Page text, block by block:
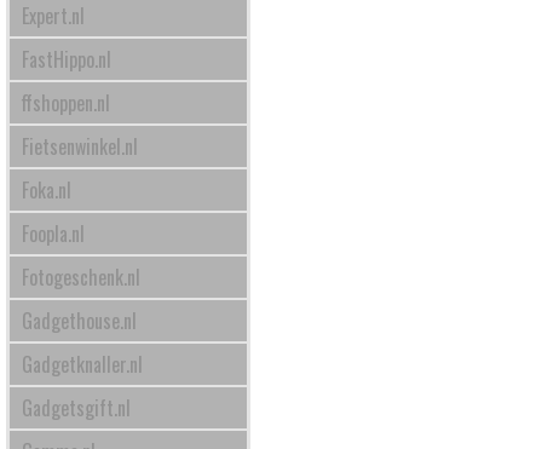
Expert.nl
FastHippo.nl
ffshoppen.nl
Fietsenwinkel.nl
Foka.nl
Foopla.nl
Fotogeschenk.nl
Gadgethouse.nl
Gadgetknaller.nl
Gadgetsgift.nl